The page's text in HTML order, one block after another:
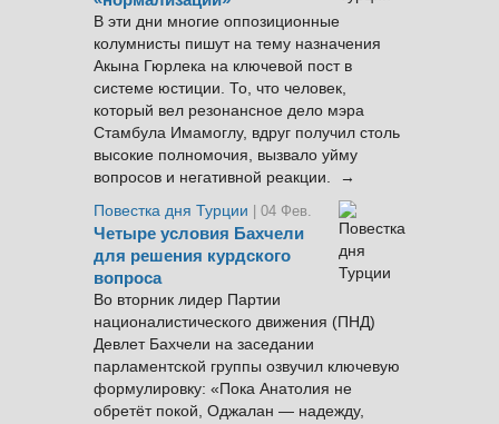
В эти дни многие оппозиционные
колумнисты пишут на тему назначения
Акына Гюрлека на ключевой пост в
системе юстиции. То, что человек,
который вел резонансное дело мэра
Стамбула Имамоглу, вдруг получил столь
высокие полномочия, вызвало уйму
вопросов и негативной реакции. →
Повестка дня Турции
| 04 Фев.
Четыре условия Бахчели
для решения курдского
вопроса
Во вторник лидер Партии
националистического движения (ПНД)
Девлет Бахчели на заседании
парламентской группы озвучил ключевую
формулировку: «Пока Анатолия не
обретёт покой, Оджалан — надежду,